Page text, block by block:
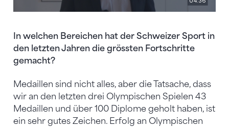
In welchen Bereichen hat der Schweizer Sport in
den letzten Jahren die grössten Fortschritte
gemacht?
Medaillen sind nicht alles, aber die Tatsache, dass
wir an den letzten drei Olympischen Spielen 43
Medaillen und über 100 Diplome geholt haben, ist
ein sehr gutes Zeichen. Erfolg an Olympischen